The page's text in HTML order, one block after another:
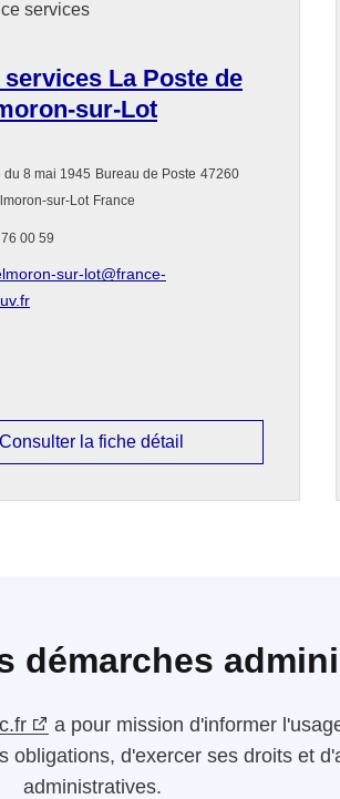
services La Poste de
sur-Lot
du 8 mai 1945 Bureau de Poste 47260
sur-Lot France
00 59
sur-lot@france-
services
Consulter la fiche détail
démarches
a pour mission d'informer
obligations, d'exercer ses droits et
administratives.